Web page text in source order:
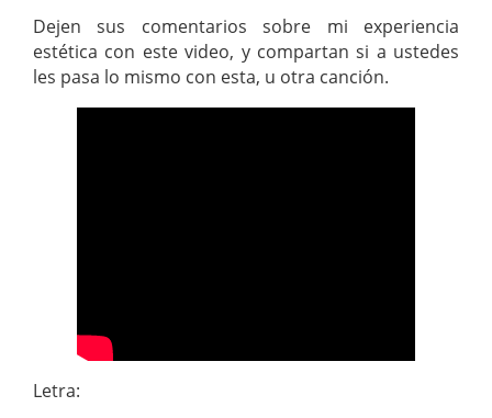
Dejen sus comentarios sobre mi experiencia
estética con este video, y compartan si a ustedes
les pasa lo mismo con esta, u otra canción.
Letra: